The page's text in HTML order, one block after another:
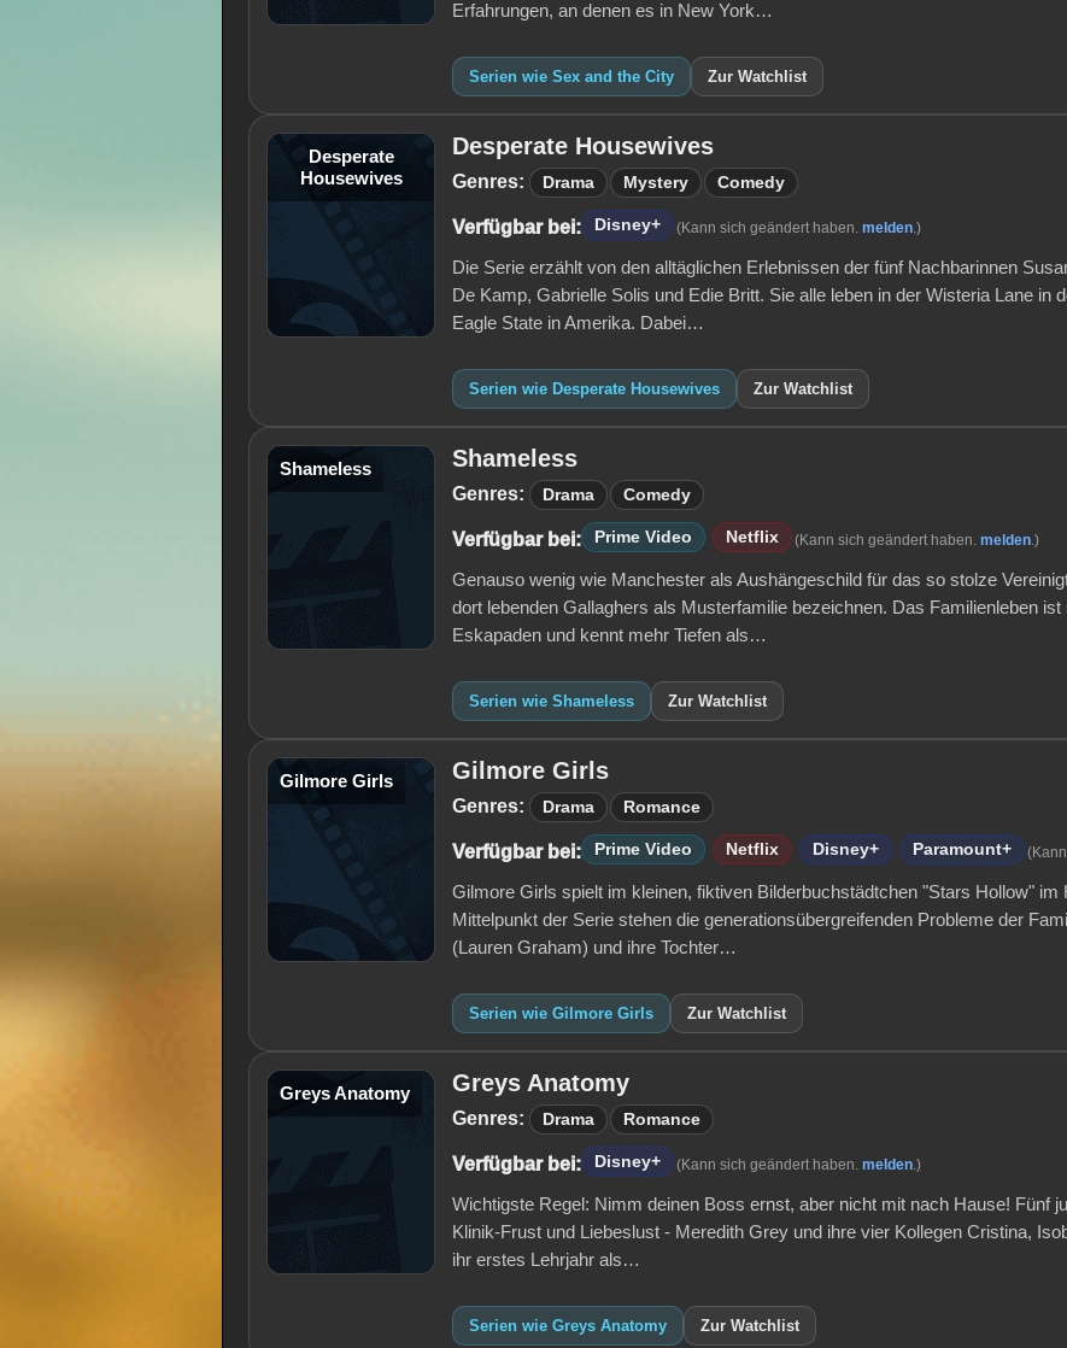
Erfahrungen, an denen es in New York…
Serien wie Sex and the City Zur Watchlist
Desperate
Housewives
Desperate Housewives
Genres: Drama Mystery Comedy
Verfügbar bei: Disney+ (Kann sich geändert haben. melden .)
Die Serie erzählt von den alltäglichen Erlebnissen der fünf Nachbarinnen
De Kamp, Gabrielle Solis und Edie Britt. Sie alle leben in der Wisteria Lane in
Eagle State in Amerika. Dabei…
Serien wie Desperate Housewives Zur Watchlist
Shameless Shameless
Genres: Drama Comedy
Verfügbar bei: Prime Video Netflix (Kann sich geändert haben. melden .)
Genauso wenig wie Manchester als Aushängeschild für das so stolze
dort lebenden Gallaghers als Musterfamilie bezeichnen. Das Familienleben
Eskapaden und kennt mehr Tiefen als…
Serien wie Shameless Zur Watchlist
Gilmore Girls Gilmore Girls
Genres: Drama Romance
Verfügbar bei: Prime Video Netflix Disney+ Paramount+
Gilmore Girls spielt im kleinen, fiktiven Bilderbuchstädtchen "Stars Hollow"
Mittelpunkt der Serie stehen die generationsübergreifenden Probleme der
(Lauren Graham) und ihre Tochter…
Serien wie Gilmore Girls Zur Watchlist
Greys Anatomy Greys Anatomy
Genres: Drama Romance
Verfügbar bei: Disney+ (Kann sich geändert haben. melden .)
Wichtigste Regel: Nimm deinen Boss ernst, aber nicht mit nach Hause! Fünf
Klinik-Frust und Liebeslust - Meredith Grey und ihre vier Kollegen Cristina,
ihr erstes Lehrjahr als…
Serien wie Greys Anatomy Zur Watchlist